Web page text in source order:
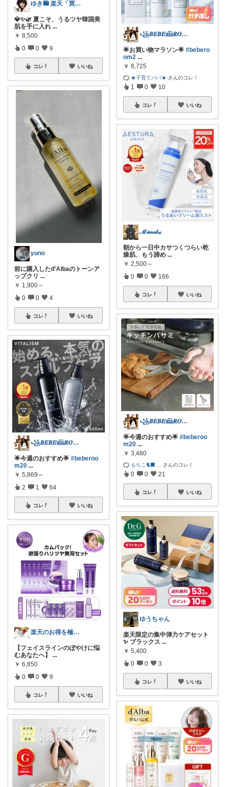
ゆき🛍️ 楽天「買ってよかった」を厳選
💎✨🌿 夏こそ、うるツヤ韓国美
肌を手に入れ ...
￥ 8,500
0 0 9
コレ いいね
yuno
前に購入したd'Albaのトーンア
ップクリ ...
￥ 1,900～
0 0 4
コレ いいね
꧁𝑩𝑬𝑩𝑬𓊝𝑹𝑶𝑶𝑴꧂
🌟今週のおすすめ🌟 #beberoo
m20 ...
￥ 5,869～
2 1 64
コレ いいね
楽天のお得を極めるガイド
【フェイスラインのぼやけに悩
むあなたへ】 ...
￥ 6,850
0 0 9
コレ いいね
꧁𝑩𝑬𝑩𝑬𓊝𝑹𝑶𝑶𝑴꧂
🌟お買い物マラソン🌟 #bebero
om2 ...
￥ 8,725
★子育てパパ★ さんのコレ！
1 0 10
コレ いいね
ℳ𝒾𝓌𝒶𝓀ℴ
朝から一日中カサつくつらい乾
燥肌、もう諦め ...
￥ 2,500～
0 0 166
コレ いいね
꧁𝑩𝑬𝑩𝑬𓊝𝑹𝑶𝑶𝑴꧂
🌟今週のおすすめ🌟 #beberoo
m20 ...
￥ 3,480
もちこ🐈‍⬛ さんのコレ！
0 0 21
コレ いいね
ゆうちゃん
楽天限定の集中弾力ケアセット
✨ ブラックス ...
￥ 5,400
0 0 3
コレ いいね